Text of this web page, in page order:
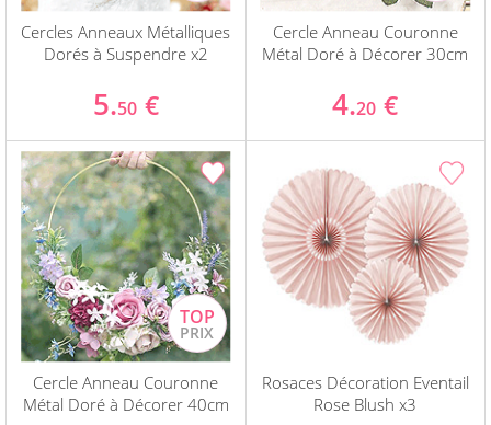
Cercles Anneaux Métalliques
Dorés à Suspendre x2
5.50 €
Cercle Anneau Couronne
Métal Doré à Décorer 30cm
4.20 €
Cercle Anneau Couronne
Métal Doré à Décorer 40cm
Rosaces Décoration Eventail
Rose Blush x3